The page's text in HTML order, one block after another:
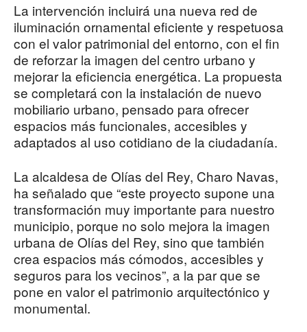
La intervención incluirá una nueva red de
iluminación ornamental eficiente y respetuosa
con el valor patrimonial del entorno, con el fin
de reforzar la imagen del centro urbano y
mejorar la eficiencia energética. La propuesta
se completará con la instalación de nuevo
mobiliario urbano, pensado para ofrecer
espacios más funcionales, accesibles y
adaptados al uso cotidiano de la ciudadanía.
La alcaldesa de Olías del Rey, Charo Navas,
ha señalado que “este proyecto supone una
transformación muy importante para nuestro
municipio, porque no solo mejora la imagen
urbana de Olías del Rey, sino que también
crea espacios más cómodos, accesibles y
seguros para los vecinos”, a la par que se
pone en valor el patrimonio arquitectónico y
monumental.